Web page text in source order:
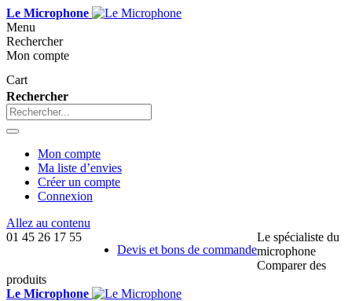
Le Microphone
Menu
Rechercher
Mon compte
Cart
Rechercher
Mon compte
Ma liste d’envies
Créer un compte
Connexion
Allez au contenu
01 45 26 17 55
Devis et bons de commande
Le spécialiste du
microphone
Comparer des
produits
Le Microphone